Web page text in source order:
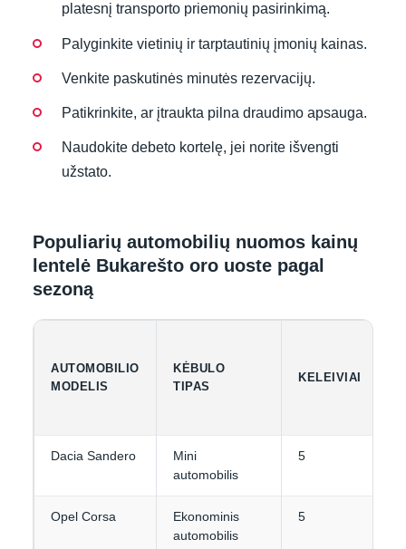
platesnį transporto priemonių pasirinkimą.
Palyginkite vietinių ir tarptautinių įmonių kainas.
Venkite paskutinės minutės rezervacijų.
Patikrinkite, ar įtraukta pilna draudimo apsauga.
Naudokite debeto kortelę, jei norite išvengti
užstato.
Populiarių automobilių nuomos kainų
lentelė Bukarešto oro uoste pagal
sezoną
AUTOMOBILIO
MODELIS
KĖBULO
TIPAS
KELEIVIAI
Dacia Sandero
Mini
automobilis
5
Opel Corsa
Ekonominis
automobilis
5